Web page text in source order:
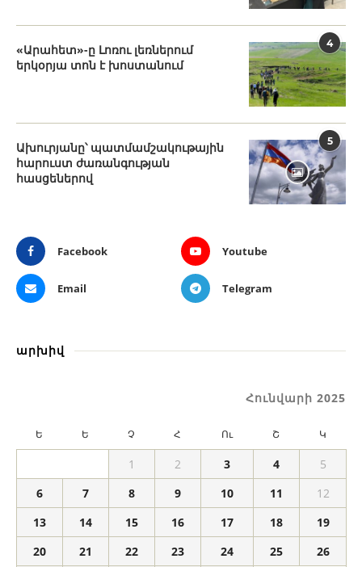
4
«Արահետ»-ը Լոռու լեռներում
երկօրյա տոն է խոստանում
5
Ախուրյանը՝ պատմամշակութային
հարուստ ժառանգության
հասցեներով
Facebook Youtube
Email Telegram
արխիվ
Հունվարի 2025
Ե Ե Չ Հ Ու Շ Կ
1 2 3 4
5
6
7 8 9 10 11
12
13
14 15 16 17 18
19
20
21 22 23 24 25 26